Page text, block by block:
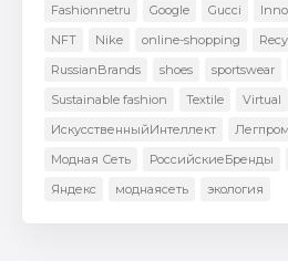
Fashionnetru
Google Gucci
NFT
Nike online-shopping
RussianBrands
shoes sportswear
Sustainable fashion
Textile
Virtual
ИскусственныйИнтеллект
Легпром
Модная Сеть
РоссийскиеБренды
Яндекс
моднаясеть экология